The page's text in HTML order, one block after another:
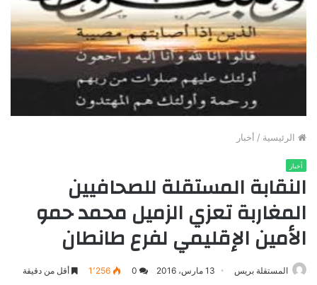
الرئيسية / أخبار
أخبار
النقابة المستقلة للصحافيين
المغاربة تعزي الزميل محمد حمو
الأمين الإقليمي لفرع طانطان
المستقلة بريس 13 مارس، 2016 0 1٬256 أقل من دقيقة